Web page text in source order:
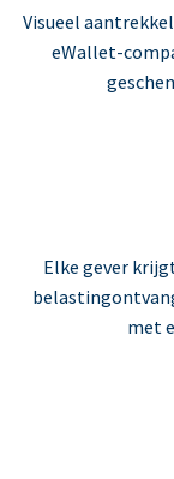
Visueel
eWallet-
Elke gever
met